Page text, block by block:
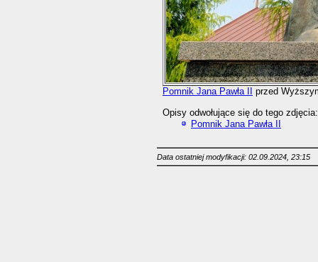
Pomnik Jana Pawła II
przed
Opisy odwołujące się do tego zdjęcia:
Pomnik Jana Pawła II
Data ostatniej modyfikacji: 02.09.2024, 23:15